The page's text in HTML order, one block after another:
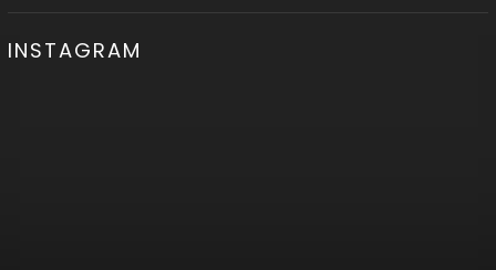
INSTAGRAM